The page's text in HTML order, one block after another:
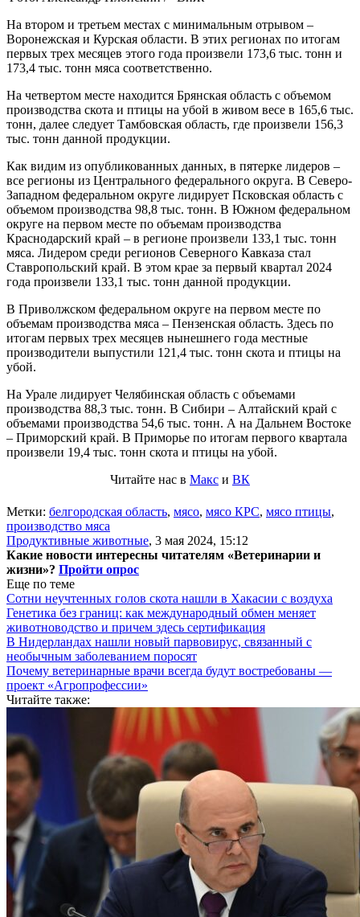
На втором и третьем местах с минимальным отрывом –
Воронежская и Курская области. В этих регионах по итогам
первых трех месяцев этого года произвели 173,6 тыс. тонн и
173,4 тыс. тонн мяса соответственно.
На четвертом месте находится Брянская область с объемом
производства скота и птицы на убой в живом весе в 165,6 тыс.
тонн, далее следует Тамбовская область, где произвели 156,3
тыс. тонн данной продукции.
Как видим из опубликованных данных, в пятерке лидеров –
все регионы из Центрального федерального округа. В Северо-
Западном федеральном округе лидирует Псковская область с
объемом производства 98,8 тыс. тонн. В Южном федеральном
округе на первом месте по объемам производства
Краснодарский край – в регионе произвели 133,1 тыс. тонн
мяса. Лидером среди регионов Северного Кавказа стал
Ставропольский край. В этом крае за первый квартал 2024
года произвели 133,1 тыс. тонн данной продукции.
В Приволжском федеральном округе на первом месте по
объемам производства мяса – Пензенская область. Здесь по
итогам первых трех месяцев нынешнего года местные
производители выпустили 121,4 тыс. тонн скота и птицы на
убой.
На Урале лидирует Челябинская область с объемами
производства 88,3 тыс. тонн. В Сибири – Алтайский край с
объемами производства 54,6 тыс. тонн. А на Дальнем Востоке
– Приморский край. В Приморье по итогам первого квартала
произвели 19,4 тыс. тонн скота и птицы на убой.
Читайте нас в Макс и ВК
Метки: белгородская область, мясо, мясо КРС, мясо птицы,
производство мяса
Продуктивные животные, 3 мая 2024, 15:12
Какие новости интересны читателям «Ветеринарии и
жизни»? Пройти опрос
Еще по теме
Сотни неучтенных голов скота нашли в Хакасии с воздуха
Генетика без границ: как международный обмен меняет
животноводство и причем здесь сертификация
В Нидерландах нашли новый парвовирус, связанный с
необычным заболеванием поросят
Почему ветеринарные врачи всегда будут востребованы —
проект «Агропрофессии»
Читайте также: